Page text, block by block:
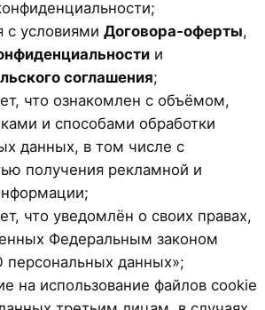
с условиями Договора-оферты,
и
соглашения;
что ознакомлен с объёмом,
и способами обработки
данных, в том числе с
получения рекламной и
что уведомлён о своих правах,
Федеральным законом
данных»;
на использование файлов cookie